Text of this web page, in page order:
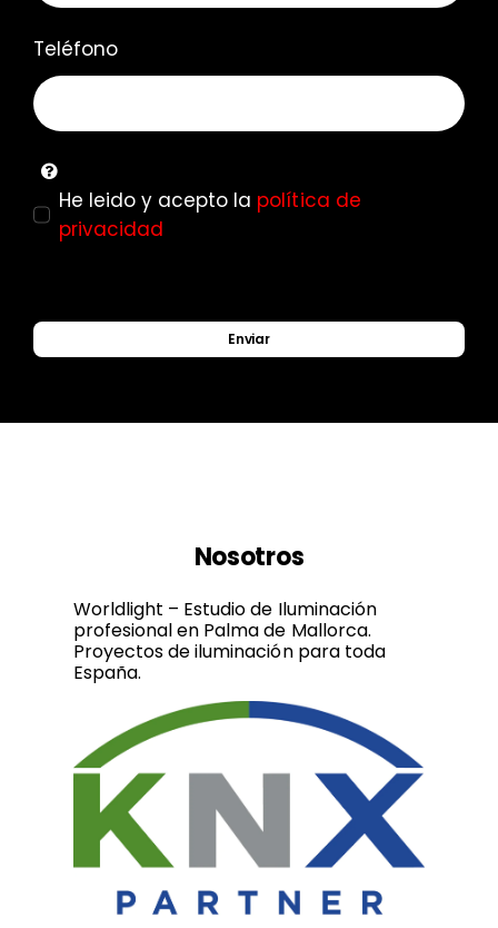
Teléfono
He leido y acepto la política de
privacidad
Enviar
Nosotros
Worldlight – Estudio de Iluminación
profesional en Palma de Mallorca.
Proyectos de iluminación para toda
España.